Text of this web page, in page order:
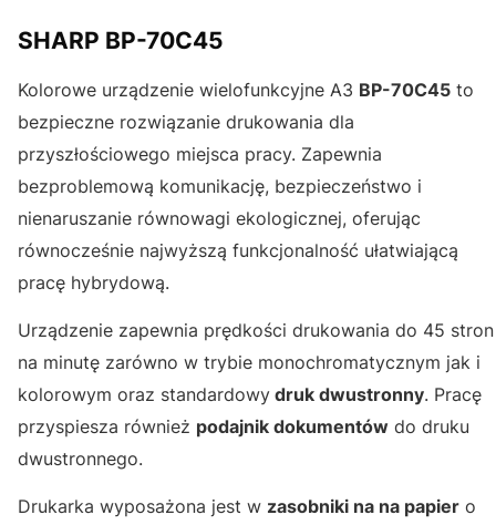
SHARP BP-70C45
Kolorowe urządzenie wielofunkcyjne A3 BP-70C45 to
bezpieczne rozwiązanie drukowania dla
przyszłościowego miejsca pracy. Zapewnia
bezproblemową komunikację, bezpieczeństwo i
nienaruszanie równowagi ekologicznej, oferując
równocześnie najwyższą funkcjonalność ułatwiającą
pracę hybrydową.
Urządzenie zapewnia prędkości drukowania do 45 stron
na minutę zarówno w trybie monochromatycznym jak i
kolorowym oraz standardowy druk dwustronny. Pracę
przyspiesza również podajnik dokumentów do druku
dwustronnego.
Drukarka wyposażona jest w zasobniki na na papier o